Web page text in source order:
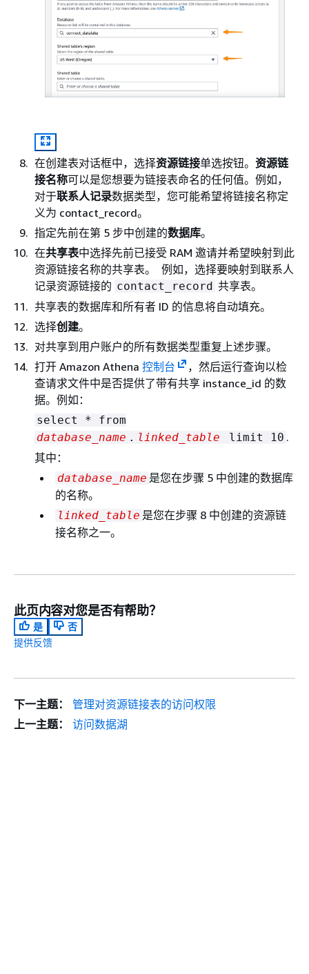
在创建表对话框中，选择资源链接单选按钮。 资源链
接名称可以是您想要为链接表命名的任何值。例如，
对于联系人记录数据类型，您可能希望将链接名称定
义为 contact_record。
指定先前在第 5 步中创建的数据库。
在共享表中选择先前已接受 RAM 邀请并希望映射到此
资源链接名称的共享表。 例如，选择要映射到联系人
记录资源链接的 contact_record 共享表。
共享表的数据库和所有者 ID 的信息将自动填充。
选择创建。
对共享到用户账户的所有数据类型重复上述步骤。
打开 Amazon Athena 控制台
，然后运行查询以检
查请求文件中是否提供了带有共享 instance_id 的数
据。例如：
select * from
database_name . linked_table limit 10 .
其中：
database_name 是您在步骤 5 中创建的数据库
的名称。
linked_table 是您在步骤 8 中创建的资源链
接名称之一。
此页内容对您是否有帮助？
是
否
提供反馈
下一主题：
管理对资源链接表的访问权限
上一主题：
访问数据湖